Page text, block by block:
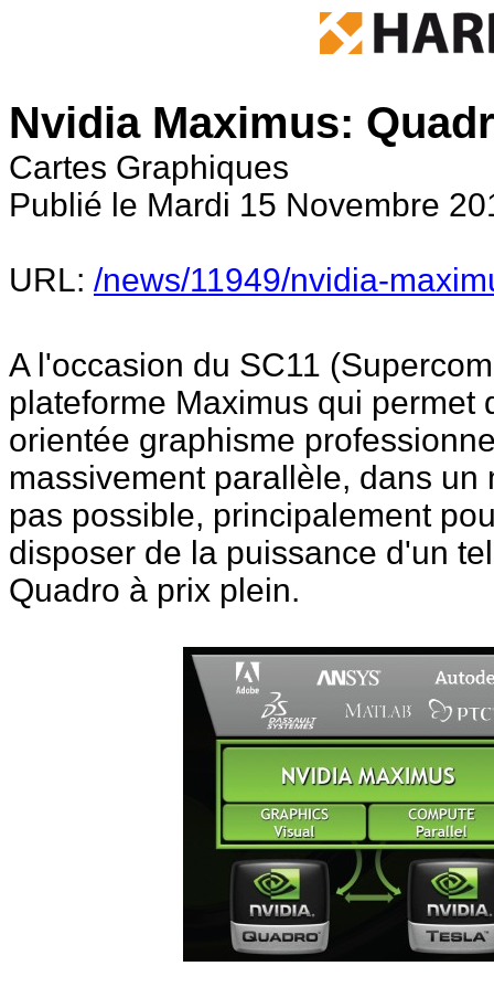
Nvidia Maximus:
Cartes Graphiques
Publié le Mardi 15 Novembre
URL: /news/11949/nvidia-
A l'occasion du SC11
plateforme Maximus qui permet
orientée graphisme
massivement parallèle, dans
pas possible, principalement
disposer de la puissance d'un
Quadro à prix plein.